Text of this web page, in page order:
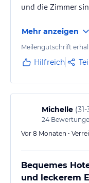
und die Zimmer
Mehr anzeigen
Meilengutschrift
Hilfreich
Michelle (
24
Vor 8 Monaten •
Bequemes
und leckerem